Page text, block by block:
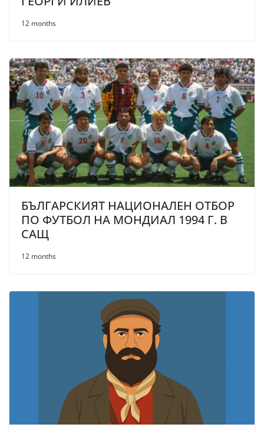
12 months
БЪЛГАРСКИЯТ НАЦИОНАЛЕН ОТБОР
ПО ФУТБОЛ НА МОНДИАЛ 1994 Г. В
САЩ
12 months